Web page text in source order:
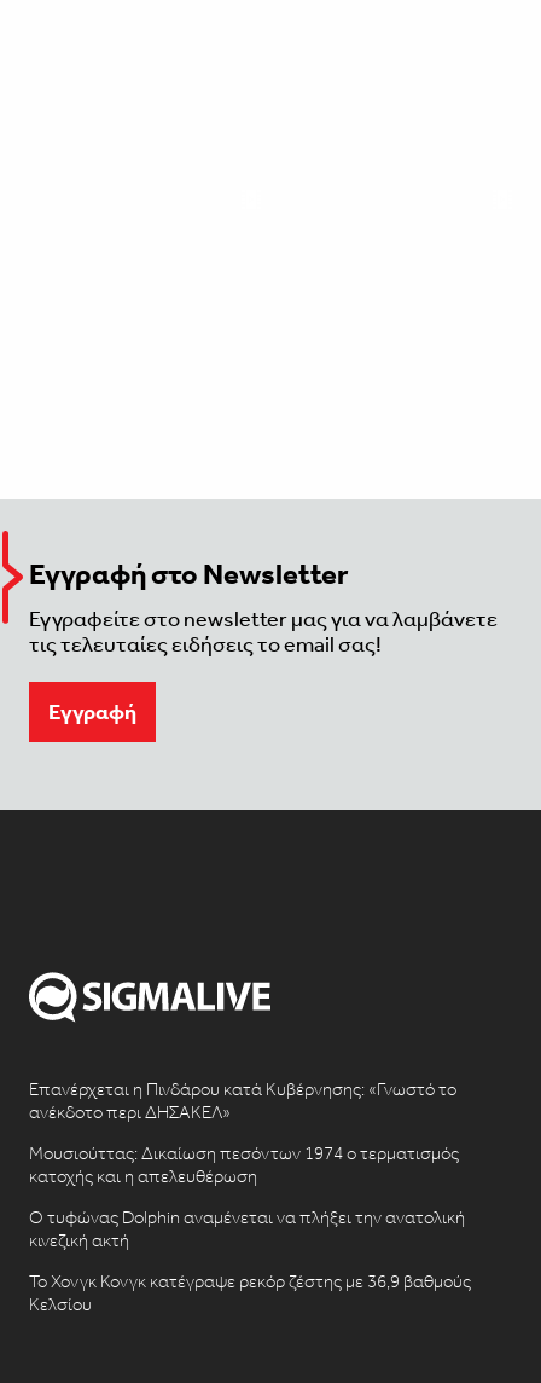
Εγγραφή στο Newsletter
Εγγραφείτε στο newsletter μας για να λαμβάνετε
τις τελευταίες ειδήσεις το email σας!
Eγγραφή
Επανέρχεται η Πινδάρου κατά Κυβέρνησης: «Γνωστό το
ανέκδοτο περι ΔΗΣΑΚΕΛ»
Μουσιούττας: Δικαίωση πεσόντων 1974 ο τερματισμός
κατοχής και η απελευθέρωση
Ο τυφώνας Dolphin αναμένεται να πλήξει την ανατολική
κινεζική ακτή
Το Χονγκ Κονγκ κατέγραψε ρεκόρ ζέστης με 36,9 βαθμούς
Κελσίου